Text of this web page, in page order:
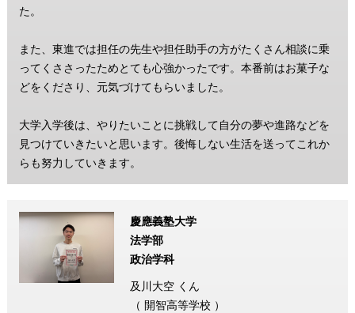
た。
また、東進では担任の先生や担任助手の方がたくさん相談に乗
ってくささったためとても心強かったです。本番前はお菓子な
どをくださり、元気づけてもらいました。
大学入学後は、やりたいことに挑戦して自分の夢や進路などを
見つけていきたいと思います。後悔しない生活を送ってこれか
らも努力していきます。
慶應義塾大学
法学部
政治学科
及川大空 くん
（ 開智高等学校 ）